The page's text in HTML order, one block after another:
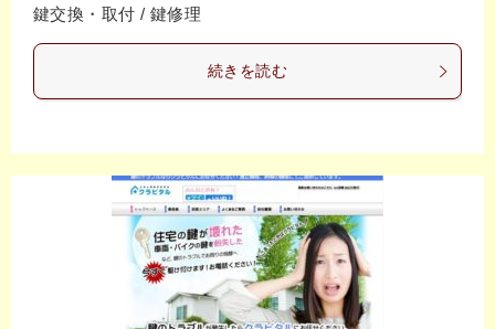
鍵交換・取付 / 鍵修理
続きを読む